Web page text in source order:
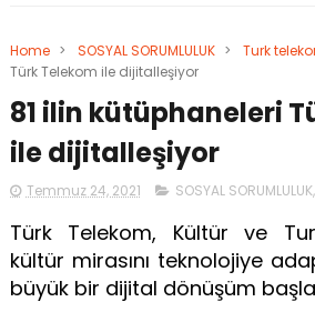
Home > SOSYAL SORUMLULUK > Turk
Türk Telekom ile dijitalleşiyor
81 ilin kütüphaneleri
ile dijitalleşiyor
Temmuz 24, 2021 SOSYAL SORUMLULUK,
Türk Telekom, Kültür ve
kültür mirasını teknolojiye
büyük bir dijital dönüşüm